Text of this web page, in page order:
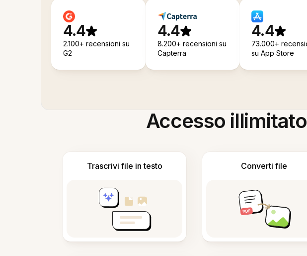
4.4
2.100+ recensioni su
G2
4.4
8.200+ recensioni su
Capterra
4.4
73.000+
su App Store
Accesso
Trascrivi file in testo Converti file